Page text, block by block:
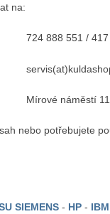
na:
724 888 551 /
Mírové náměstí
nebo potřebujete
SIEMENS - HP -